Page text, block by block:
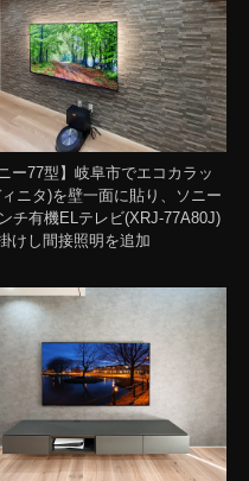
ニー77型】岐阜市でエコカラッ
ィニタ)を壁一面に貼り、ソニー
チ有機ELテレビ(XRJ-77A80J)
けし間接照明を追加